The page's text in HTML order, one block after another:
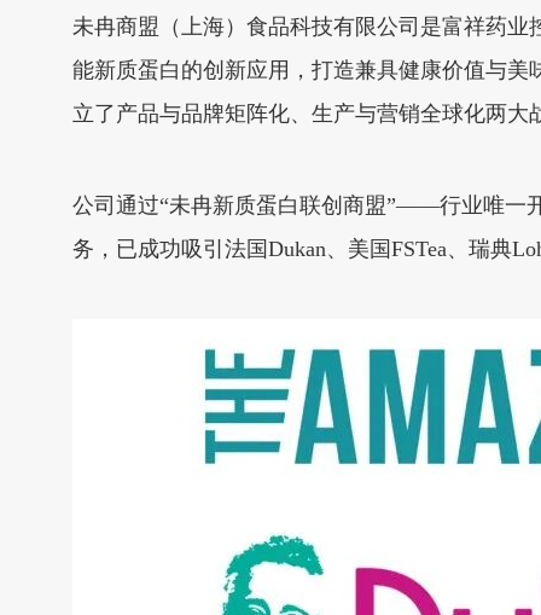
未冉商盟（上海）食品科技有限公司是富祥药
能新质蛋白的创新应用，打造兼具健康价值与
立了产品与品牌矩阵化、生产与营销全球化两大
公司通过“未冉新质蛋白联创商盟”——行业唯一
务，已成功吸引法国Dukan、美国FSTea、瑞典